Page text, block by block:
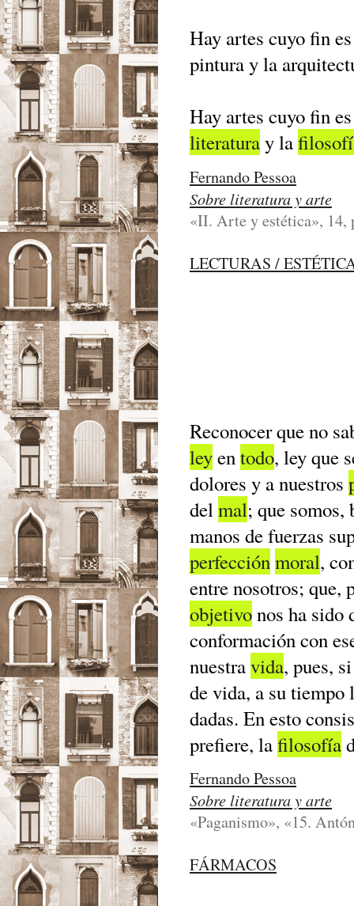
Hay artes cuyo fin
pintura y la
Hay artes cuyo fin
literaturay la
Fernando Pessoa
Sobre literatura y arte
«II. Arte y estética», 14,
LECTURAS /
Reconocer que no
leyentodo, ley que
dolores y a nuestros
delmal; que somos,
manos de fuerzas
perfecciónmoral,
entre nosotros; que,
objetivonos ha sido
conformación con
nuestravida, pues,
de vida, a su tiempo
dadas. En esto
prefiere, lafilosofía
Fernando Pessoa
Sobre literatura y arte
«Paganismo», «15.
FÁRMACOS